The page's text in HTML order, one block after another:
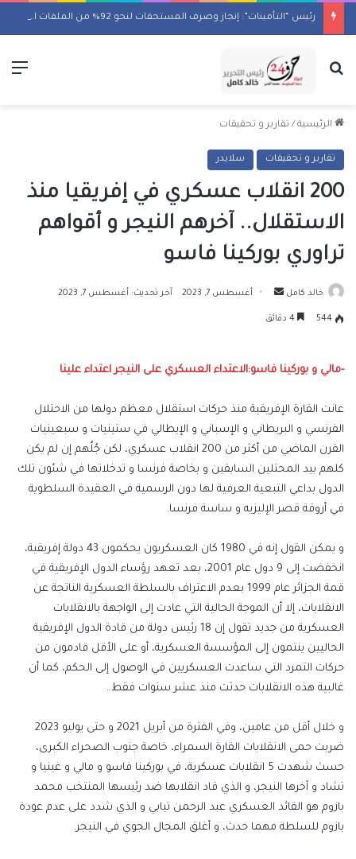
رئيس “التأمينات”: إنجاز وصرف المستحقات لنحو 92% من الملفات المتأخرة
بحث عن
الرئيسية / تقارير و تحقيقات
تقارير و تحقيقات سلايدر
200 انقلاب عسكري في إفريقيا منذ
الاستقلال.. آخرهم النيجر و أقواهم
تراوري بوركينا فاسو
خالد كامل
أرسل
بريدا
أغسطس 7, 2023 آخر تحديث: أغسطس 7, 2023
544
-مالي و بوركينا فاسو:الاعتداء العسكري على النيجر اعتداء علينا
عانت القارة الإفريقية منذ حركات استقلال معظم دولها من الاحتلال
الفرنسي و البريطاني و الإسباني و الإيطالي في ستينيات و سبعينيات
القرن الماضي من أكثر من 200 انقلاب عسكري، لكن جُلُهم إن لم يكن
كلهم بيد المحتلين السابقين و بخاصة فرنسا و تدخلاتها في شئون تلك
الدول بداعي التبعية العرفية لها دون الرسمية في العقيدة السلطوية
في أروقة قصر الإليزيه و ساسة فرنسا.
و يمكن القول إنه في 1980 كان العسكريون يحكمون 43 دولة إفريقية،
انخفضت إلى 9 دول عام 2001، بعد تعهد رؤساء الدول الإفريقية في
قمة الجزائر عام 1999 بعدم الاعتراف بالسلطة العسكرية الناتجة عن
الانقلابات، إلا أن الموجة الحالية التي عادت إلى الواجهة بالانقلابات
العسكرية من جديد تقول إن 18 رئيس دولة من قادة الدول الإفريقية
الحاليين ينتمون إلى المؤسسة العسكرية، أو على الأقل قادمون من
حركات التمرد التي ساعدت العسكريين في الوصول إلى الحكم، كما أن
غالبية هذه الانقلابات حدثت منذ عشر سنوات فقط..
و خلال أقل من عامين، وفي الفترة من أبريل 2021 و حتى يوليو 2023
ضربت حمى الانقلابات القارة السمراء، خاصة جنوب الصحراء الكبرى،
حسث شهدت 5 انقلابات عسكرية، في بوركينا فاسو و مالي و غينيا و
تشاد و آخرها النيجر، و الذي قاد انقلابها ضد رئيسها المنتخب محمد
بازوم هو القائد العسكري عبد الرحمن تيابي و الذي شدد على عدم عودة
بازوم للسلطة مهما حدث، و أغلق المجال الجوي في النيجر.